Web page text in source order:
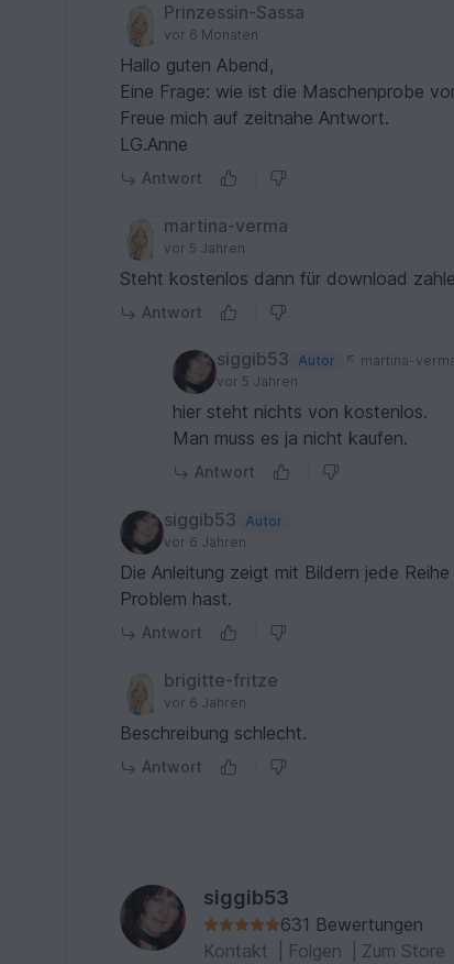
Prinzessin-Sassa
vor 6 Monaten
Hallo guten Abend,
Eine Frage: wie ist die Maschenprobe
Freue mich auf zeitnahe Antwort.
LG.Anne
Antwort
martina-verma
vor 5 Jahren
Steht kostenlos dann für download
Antwort
siggib53 Autor
martina-
vor 5 Jahren
hier steht nichts von kostenlos.
Man muss es ja nicht kaufen.
Antwort
siggib53
Autor
vor 6 Jahren
Die Anleitung zeigt mit Bildern jede
Problem hast.
Antwort
brigitte-fritze
vor 6 Jahren
Beschreibung schlecht.
Antwort
siggib53
631 Bewertungen
Kontakt
Folgen Zum Store